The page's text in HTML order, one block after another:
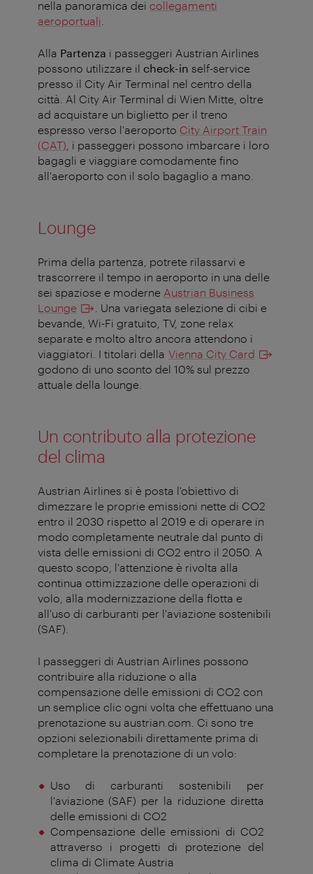
nella panoramica dei collegamenti
aeroportuali
Alla Partenza i passeggeri Austrian Airlines
possono utilizzare il check-in self-service
presso il City Air Terminal nel centro della
città. Al City Air Terminal di Wien Mitte, oltre
ad acquistare un biglietto per il treno
espresso verso l'aeroporto City Airport Train
(CAT) , i passeggeri possono imbarcare i loro
bagagli e viaggiare comodamente fino
all'aeroporto con il solo bagaglio a mano.
Lounge
Prima della partenza, potrete rilassarvi e
trascorrere il tempo in aeroporto in una delle
sei spaziose e moderne Austrian Business
Lounge
. Una variegata selezione di cibi e
bevande, Wi-Fi gratuito, TV, zone relax
separate e molto altro ancora attendono i
viaggiatori. I titolari della Vienna City Card
godono di uno sconto del 10% sul prezzo
attuale della lounge.
Un contributo alla protezione
del clima
Austrian Airlines si è posta l'obiettivo di
dimezzare le proprie emissioni nette di CO2
entro il 2030 rispetto al 2019 e di operare in
modo completamente neutrale dal punto di
vista delle emissioni di CO2 entro il 2050. A
questo scopo, l'attenzione è rivolta alla
continua ottimizzazione delle operazioni di
volo, alla modernizzazione della flotta e
all'uso di carburanti per l'aviazione sostenibili
(SAF).
I passeggeri di Austrian Airlines possono
contribuire alla riduzione o alla
compensazione delle emissioni di CO2 con
un semplice clic ogni volta che effettuano una
prenotazione su austrian.com. Ci sono tre
opzioni selezionabili direttamente prima di
completare la prenotazione di un volo:
Uso di carburanti sostenibili per
l'aviazione (SAF) per la riduzione diretta
delle emissioni di CO2
Compensazione delle emissioni di CO2
attraverso i progetti di protezione del
clima di Climate Austria